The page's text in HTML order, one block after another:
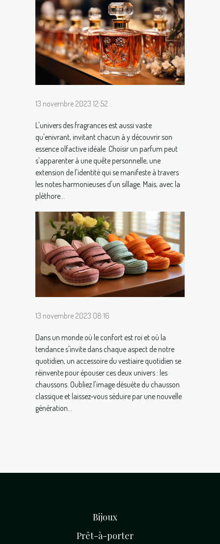
13 novembre 2023 12:52
L'univers des fragrances est aussi vaste
qu'enivrant, invitant chacun à y découvrir son
essence olfactive idéale. Choisir un parfum peut
s'apparenter à une quête personnelle, une
extension de l'identité qui se manifeste à travers
les notes harmonieuses d'un sillage. Mais, avec la
pléthore...
13 novembre 2023 08:16
Dans un monde où le confort est roi et où la
tendance s'invite dans chaque aspect de notre
quotidien, un accessoire du vestiaire quotidien se
réinvente pour épouser ces deux univers : les
chaussons. Oubliez l'image désuète du chausson
classique et laissez-vous séduire par une nouvelle
génération...
Bijoux
Prêt-à-porter